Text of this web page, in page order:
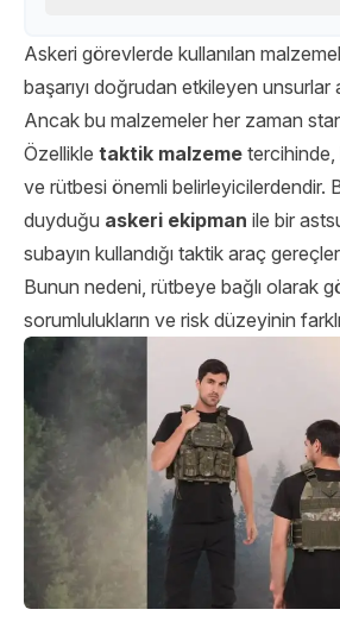
Askeri görevlerde kullanılan
başarıyı doğrudan etkileyen unsurlar
Ancak bu malzemeler her zaman
Özellikle taktik malzeme tercihinde,
ve rütbesi önemli belirleyicilerdendir.
duyduğu askeri ekipman ile bir
subayın kullandığı taktik araç
Bunun nedeni, rütbeye bağlı olarak
sorumlulukların ve risk düzeyinin